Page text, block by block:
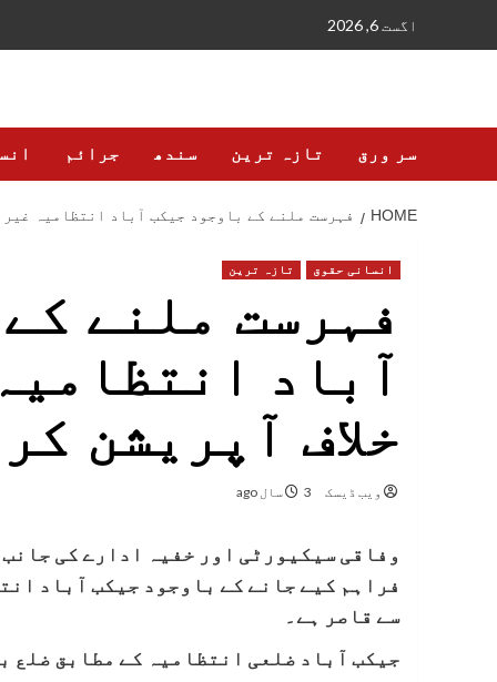
اگست 6, 2026
سر ورق تازہ ترین سندھ جرائم
HOME فہرست ملنے کے باوجود جیکب آباد انتظامیہ غیر
انسانی حقوق تازہ ترین
فہرست ملنے
آباد
خلاف آپریشن
ویب ڈیسک 3 سال ago
وفاقی سیکیورٹی اور خفیہ ادارے کی
سے قاصر ہے۔
جیکب آباد ضلعی انتظامیہ کے مطابق ضلع